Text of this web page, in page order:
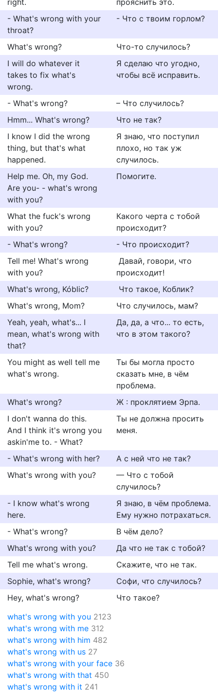
right.
прояснить это.
- What's wrong with your
throat?
- Что с твоим горлом?
What's wrong?
Что-то случилось?
I will do whatever it
takes to fix what's
wrong.
Я сделаю что угодно,
чтобы всё исправить.
- What's wrong?
– Что случилось?
Hmm... What's wrong?
Что не так?
I know I did the wrong
thing, but that's what
happened.
Я знаю, что поступил
плохо, но так уж
случилось.
Help me. Oh, my God.
Are you- - what's wrong
with you?
Помогите.
What the fuck's wrong
with you?
Какого черта с тобой
происходит?
- What's wrong?
- Что происходит?
Tell me! What's wrong
with you?
Давай, говори, что
происходит!
What's wrong, Kóblic?
Что такое, Коблик?
What's wrong, Mom?
Что случилось, мам?
Yeah, yeah, what's... I
mean, what's wrong with
that?
Да, да, а что... то есть,
что в этом такого?
You might as well tell me
what's wrong.
Ты бы могла просто
сказать мне, в чём
проблема.
What's wrong?
Ж : проклятием Эрпа.
I don't wanna do this.
And I think it's wrong you
askin'me to. - What?
Ты не должна просить
меня.
- What's wrong with her?
А с ней что не так?
What's wrong with you?
— Что с тобой
случилось?
- I know what's wrong
here.
Я знаю, в чём проблема.
Ему нужно потрахаться.
- What's wrong?
В чём дело?
What's wrong with you?
Да что не так с тобой?
Tell me what's wrong.
Скажите, что не так.
Sophie, what's wrong?
Софи, что случилось?
Hey, what's wrong?
Что такое?
what's wrong with you 2123
what's wrong with me 312
what's wrong with him 482
what's wrong with us 27
what's wrong with your face 36
what's wrong with that 450
what's wrong with it 241